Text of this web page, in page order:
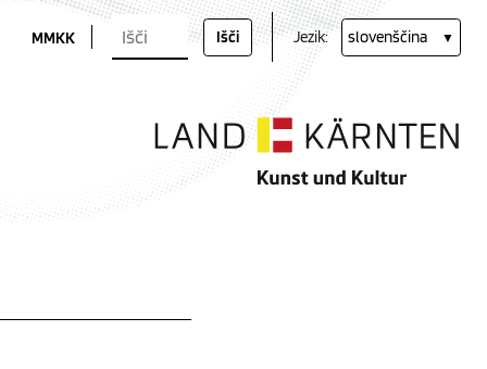
MMKKMuzej moderne umetnosti Koroške (se odpre v novem oknu)
Iskalni pojmi Išči Jezik: slovenščina